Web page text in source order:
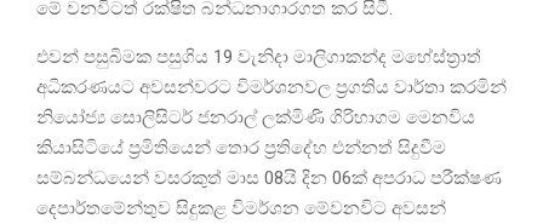
මේ වනවිටත් රක්ෂිත බන්ධනාගාරගත කර සිටී.
එවන් පසුබිමක පසුගිය 19 වැනිදා මාලිගාකන්ද මහේස්ත්‍රාත්
අධිකරණයට අවසන්වරට විමර්ශනවල ප්‍රගතිය වාර්තා කරමින්
නියෝජ්‍ය සොලිසිටර් ජනරාල් ලක්මිණි ගිරිහාගම මෙනවිය
කියාසිටියේ ප්‍රමිතියෙන් තොර ප්‍රතිදේහ එන්නත් සිදුවීම
සම්බන්ධයෙන් වසරකුත් මාස 08යි දින 06ක් අපරාධ පරීක්ෂණ
දෙපාර්තමේන්තුව සිදුකළ විමර්ශන මේවනවිට අවසන්